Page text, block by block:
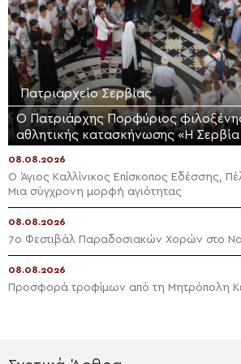
Πατριαρχείο Σερβίας
Ο Πατριάρχης Πορφύριος
αθλητικής κατασκήνωσης «Η Σερβία
08.08.2026
Ο Άγιος Καλλίνικος Επίσκοπος Εδέσσης,
Μια σύγχρονη μορφή αγιότητας
08.08.2026
7ο Φεστιβάλ Παραδοσιακών Χορών στο
08.08.2026
Προσφορά τροφίμων από τη Μητρόπολη